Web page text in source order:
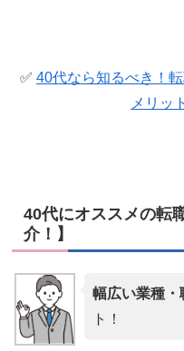
✅ 40代なら知るべき！
メリッ
40代にオススメの転
介！】
幅広い業種・
ト！